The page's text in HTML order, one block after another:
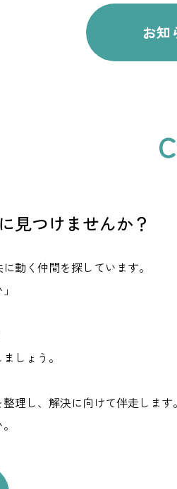
お知
見つけませんか？
動く仲間を探しています。
しょう。
理し、解決に向けて伴走します。